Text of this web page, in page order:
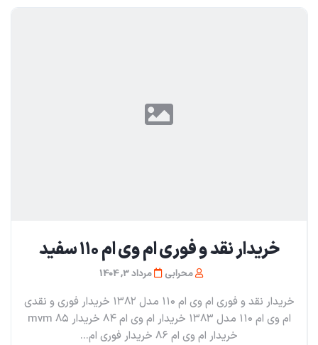
خریدار نقد و فوری ام‌ وی ام ۱۱۰ سفید
محرابی مرداد 3, 1404
خریدار نقد و فوری ام وی ام ۱۱۰ مدل ۱۳۸۲ خریدار فوری و نقدی
ام وی ام ۱۱۰ مدل ۱۳۸۳ خریدار ام وی ام ۸۴ خریدار mvm ۸۵
خریدار ام وی ام ۸۶ خریدار فوری ام...